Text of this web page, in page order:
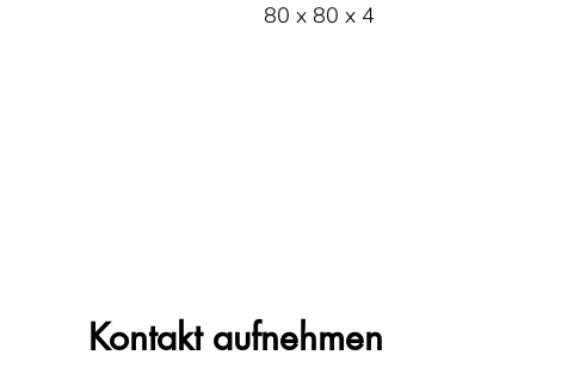
80 x 80 x 4
Kontakt aufnehmen